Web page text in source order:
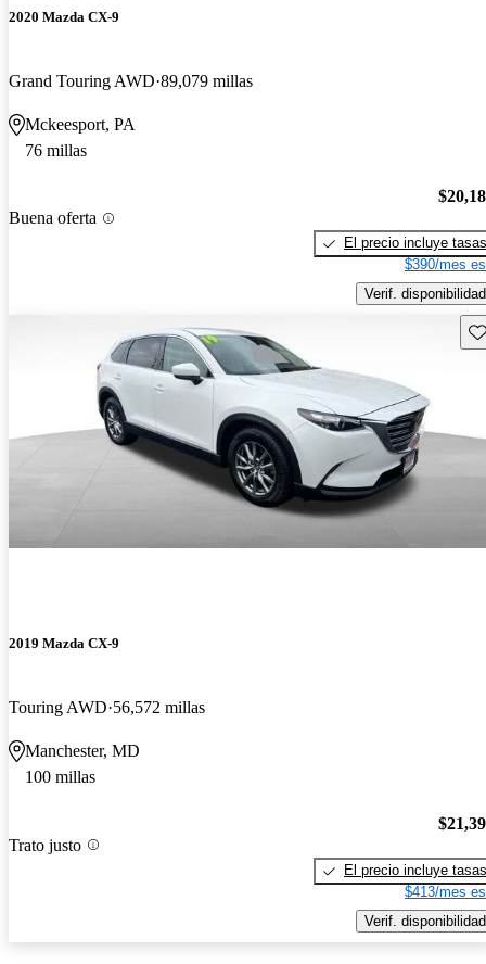
2020 Mazda CX-9
Grand Touring AWD 89,079 millas
Mckeesport, PA
76 millas
Buena oferta
El precio incluye tasas
$390/mes
Verif. disponibilidad
2019 Mazda CX-9
Touring AWD 56,572 millas
Manchester, MD
100 millas
Trato justo
El precio incluye tasas
$413/mes
Verif. disponibilidad